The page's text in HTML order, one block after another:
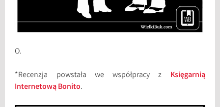
O.
*Recenzja powstała we współpracy z Księgarnią
Internetową Bonito.